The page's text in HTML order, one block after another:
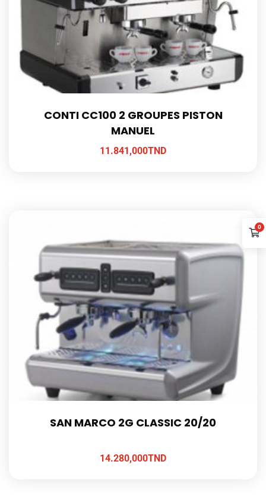
CONTI CC100 2 GROUPES PISTON
MANUEL
11.841,000TND
SAN MARCO 2G CLASSIC 20/20
14.280,000TND
0